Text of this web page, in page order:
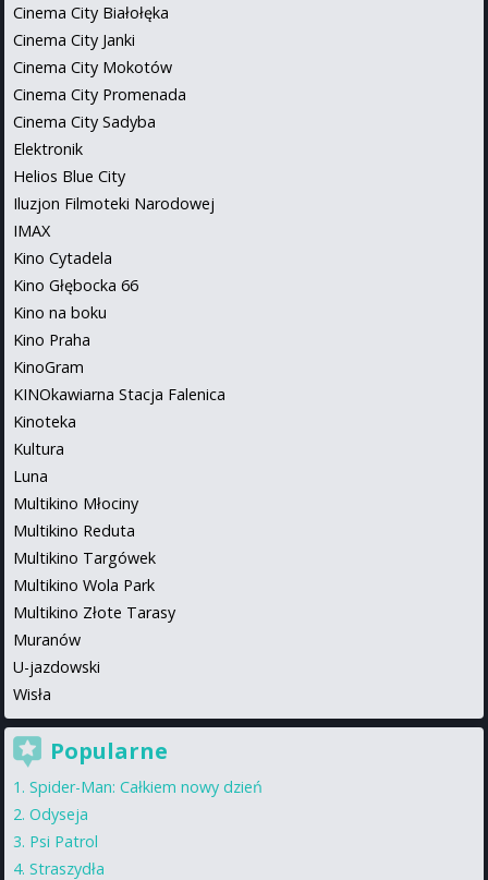
Cinema City Białołęka
Cinema City Janki
Cinema City Mokotów
Cinema City Promenada
Cinema City Sadyba
Elektronik
Helios Blue City
Iluzjon Filmoteki Narodowej
IMAX
Kino Cytadela
Kino Głębocka 66
Kino na boku
Kino Praha
KinoGram
KINOkawiarna Stacja Falenica
Kinoteka
Kultura
Luna
Multikino Młociny
Multikino Reduta
Multikino Targówek
Multikino Wola Park
Multikino Złote Tarasy
Muranów
U-jazdowski
Wisła
Popularne
Spider-Man: Całkiem nowy dzień
Odyseja
Psi Patrol
Straszydła